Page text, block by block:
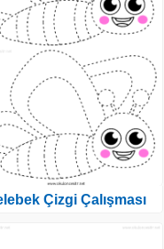
Çizgi Çalışması